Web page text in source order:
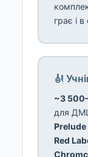
грає і
🎻
~3
для ДМШ
Red